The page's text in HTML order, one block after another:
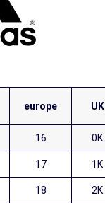
europe UK
16 0K
17 1K
18 2K